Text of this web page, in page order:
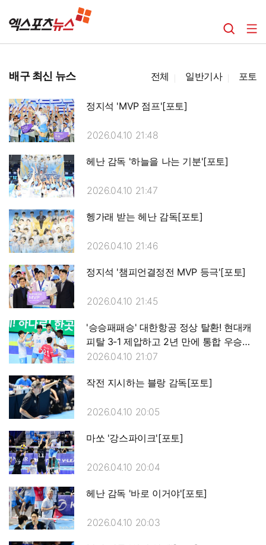
배구 최신 뉴스 전체 일반기사 포토
정지석 'MVP 점프'[포토]
2026.04.10 21:48
헤난 감독 '하늘을 나는 기분'[포토]
2026.04.10 21:47
헹가래 받는 헤난 감독[포토]
2026.04.10 21:46
정지석 '챔피언결정전 MVP 등극'[포토]
2026.04.10 21:45
'승승패패승' 대한항공 정상 탈환! 현대캐
피탈 3-1 제압하고 2년 만에 통합 우승
[계양:스코어]
2026.04.10 21:07
작전 지시하는 블랑 감독[포토]
2026.04.10 20:05
마쏘 '강스파이크'[포토]
2026.04.10 20:04
헤난 감독 '바로 이거야'[포토]
2026.04.10 20:03